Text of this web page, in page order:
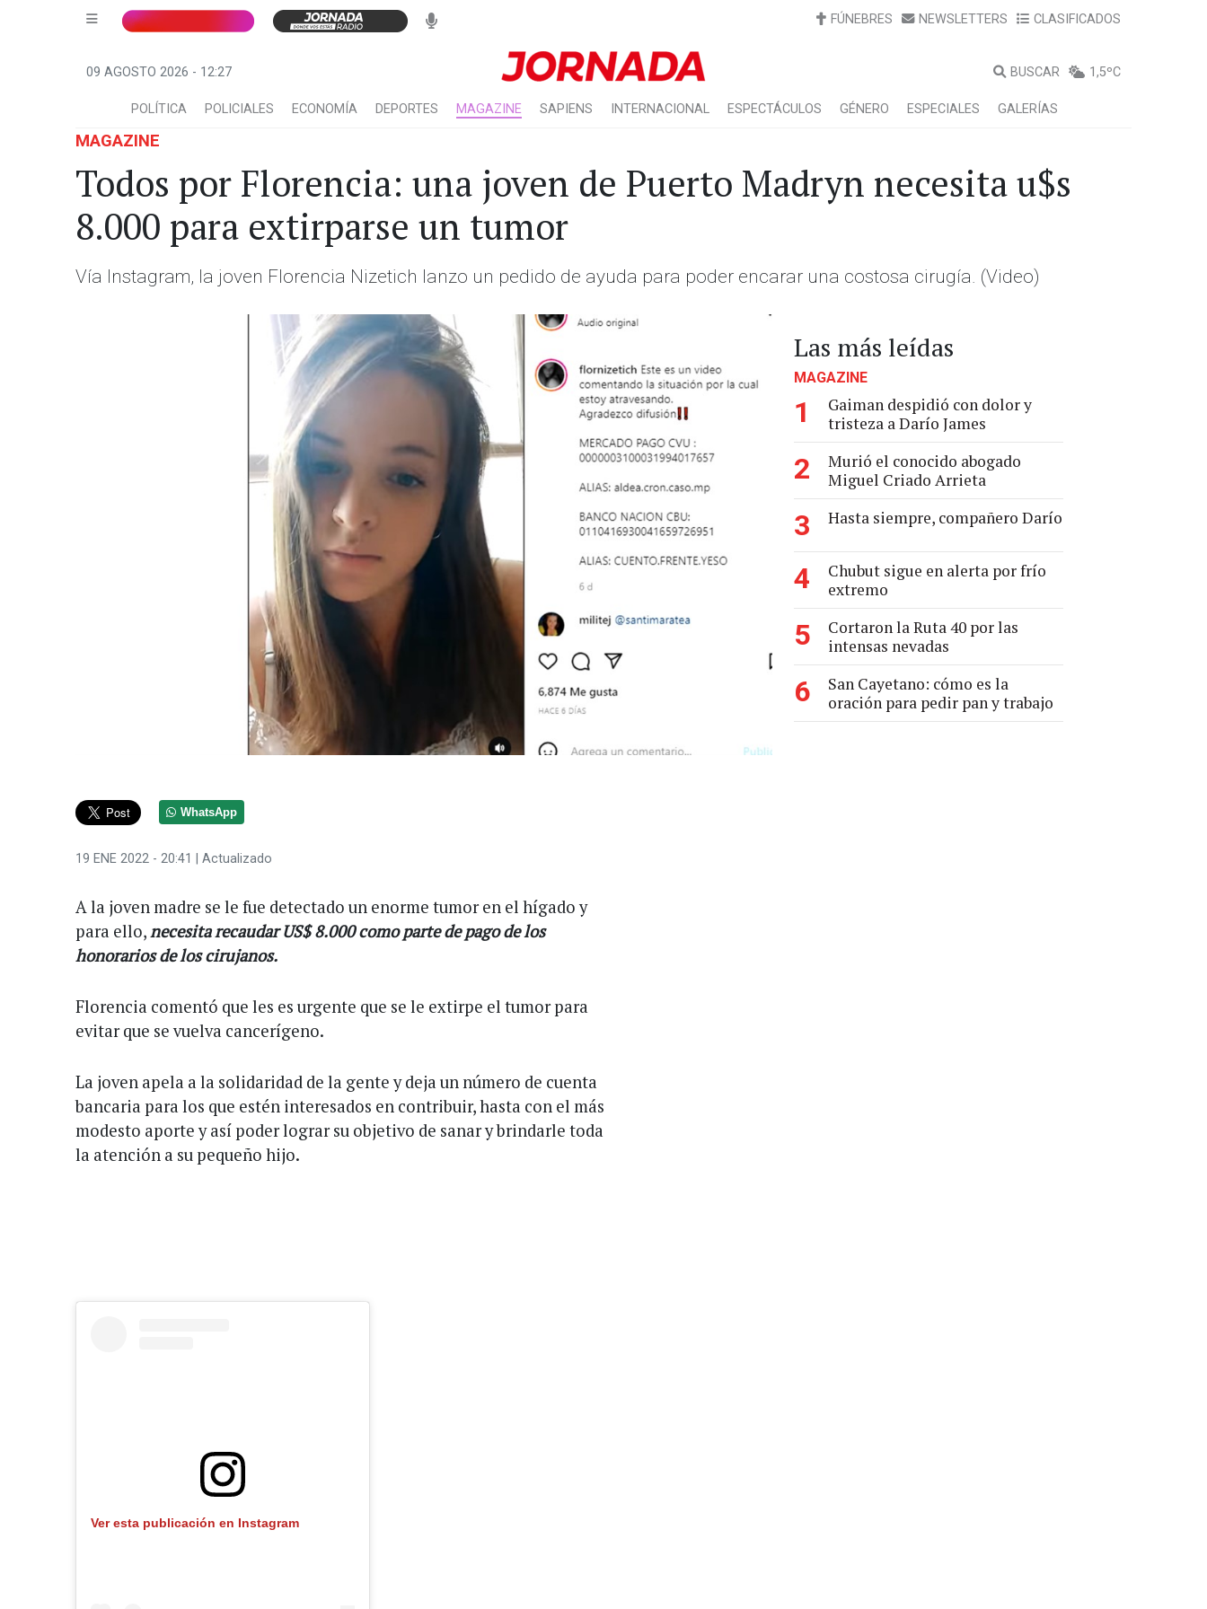
FÚNEBRES NEWSLETTERS CLASIFICADOS
09 AGOSTO 2026 - 12:27 BUSCAR 1,5ºC
POLÍTICA POLICIALES ECONOMÍA DEPORTES MAGAZINE SAPIENS INTERNACIONAL ESPECTÁCULOS GÉNERO ESPECIALES GALERÍAS
MAGAZINE
Todos por Florencia: una joven de Puerto Madryn necesita u$s
8.000 para extirparse un tumor
Vía Instagram, la joven Florencia Nizetich lanzo un pedido de ayuda para poder encarar una costosa cirugía. (Video)
WhatsApp
19 ENE 2022 - 20:41 | Actualizado
A la joven madre se le fue detectado un enorme tumor en el hígado y
para ello, necesita recaudar US$ 8.000 como parte de pago de los
honorarios de los cirujanos.
Florencia comentó que les es urgente que se le extirpe el tumor para
evitar que se vuelva cancerígeno.
La joven apela a la solidaridad de la gente y deja un número de cuenta
bancaria para los que estén interesados en contribuir, hasta con el más
modesto aporte y así poder lograr su objetivo de sanar y brindarle toda
la atención a su pequeño hijo.
Ver esta publicación en Instagram
Las más leídas
MAGAZINE
1
Gaiman despidió con dolor y
tristeza a Darío James
2
Murió el conocido abogado
Miguel Criado Arrieta
3 Hasta siempre, compañero Darío
4
Chubut sigue en alerta por frío
extremo
5
Cortaron la Ruta 40 por las
intensas nevadas
6
San Cayetano: cómo es la
oración para pedir pan y trabajo